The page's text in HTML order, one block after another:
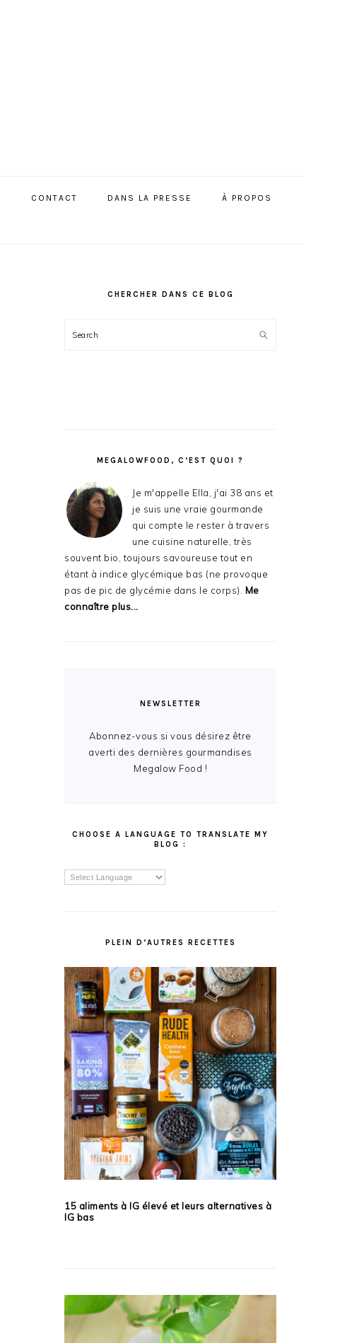
CONTACT DANS LA PRESSE À PROPOS
LATÉRALECHERCHER DANS CE BLOG
Search
MEGALOWFOOD, C’EST QUOI ?
Je m'appelle Ella, j'ai 38 ans et
je suis une vraie gourmande
qui compte le rester à travers
une cuisine naturelle, très
souvent bio, toujours savoureuse tout en
étant à indice glycémique bas (ne provoque
pas de pic de glycémie dans le corps). Me
connaître plus...
NEWSLETTER
Abonnez-vous si vous désirez être
averti des dernières gourmandises
Megalow Food !
CHOOSE A LANGUAGE TO TRANSLATE MY
BLOG :
PLEIN D’AUTRES RECETTES
15 aliments à IG élevé et leurs alternatives à
IG bas